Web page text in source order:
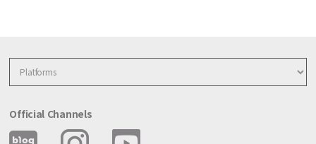
Official Channels